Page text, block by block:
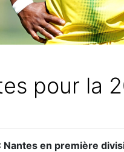
pour la
en première